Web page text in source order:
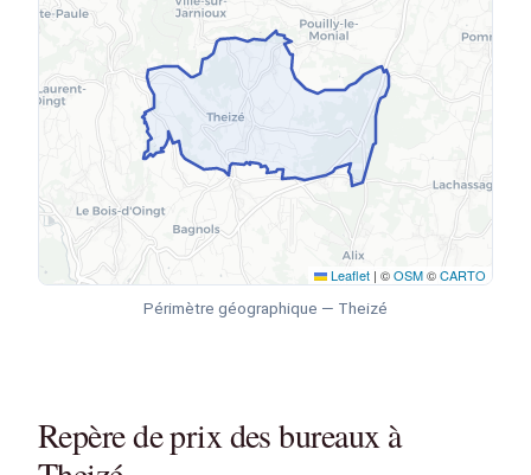
Leaflet | ©OSM©CARTO
Périmètre géographique — Theizé
Repère de prix des bureaux à